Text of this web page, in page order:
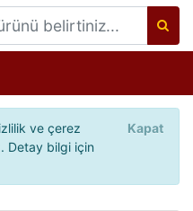
ve çerez
Detay bilgi için
Kapat